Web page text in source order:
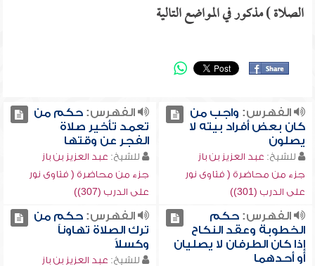
الصلاة ) مذكور في المواضع التالية
الفهرس: واجب من
كان بعض أفراد بيته لا
يصلون
للشيخ: عبد العزيز بن باز
جزء من محاضرة ( فتاوى نور
على الدرب (301))
الفهرس:حكم من
تعمد تأخير صلاة
الفجر عن وقتها
للشيخ: عبد العزيز بن باز
جزء من محاضرة ( فتاوى نور
على الدرب (307))
الفهرس:حكم
الخطوبة وعقد النكاح
إذا كان الطرفان لا يصليان
أو أحدهما
الفهرس:حكم من
ترك الصلاة تهاوناً
وكسلاً
للشيخ: عبد العزيز بن باز